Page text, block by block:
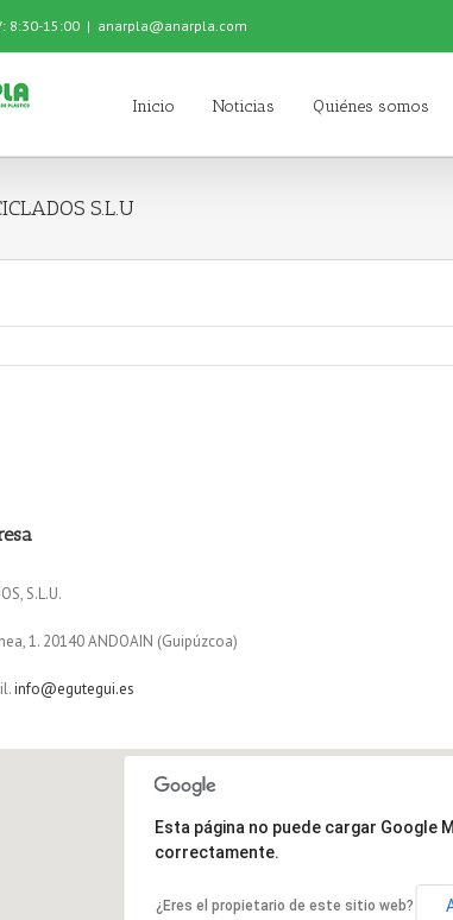
8:30-15:00 | anarpla@anarpla.com
Inicio Noticias Quiénes somos
S.L.U
S.L.U.
1. 20140 ANDOAIN (Guipúzcoa)
info@egutegui.es
Esta página no puede cargar Google
correctamente.
¿Eres el propietario de este sitio web?